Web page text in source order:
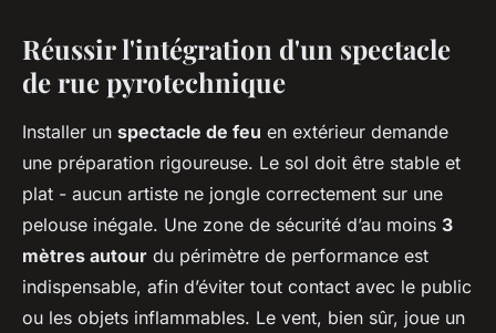
Réussir l'intégration d'un spectacle
de rue pyrotechnique
Installer un spectacle de feu en extérieur demande
une préparation rigoureuse. Le sol doit être stable et
plat - aucun artiste ne jongle correctement sur une
pelouse inégale. Une zone de sécurité d’au moins 3
mètres autour du périmètre de performance est
indispensable, afin d’éviter tout contact avec le public
ou les objets inflammables. Le vent, bien sûr, joue un